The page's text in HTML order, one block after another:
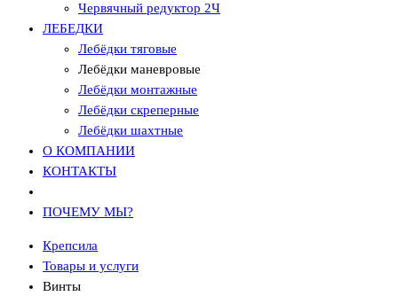
Червячный редуктор 2Ч
ЛЕБЕДКИ
Лебёдки тяговые
Лебёдки маневровые
Лебёдки монтажные
Лебёдки скреперные
Лебёдки шахтные
О КОМПАНИИ
КОНТАКТЫ
ПОЧЕМУ МЫ?
Крепсила
Товары и услуги
Винты